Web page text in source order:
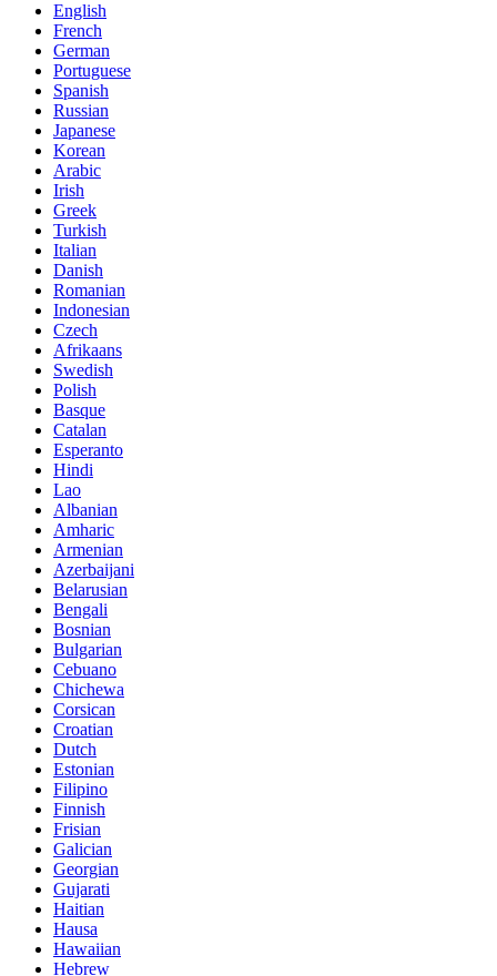
English
French
German
Portuguese
Spanish
Russian
Japanese
Korean
Arabic
Irish
Greek
Turkish
Italian
Danish
Romanian
Indonesian
Czech
Afrikaans
Swedish
Polish
Basque
Catalan
Esperanto
Hindi
Lao
Albanian
Amharic
Armenian
Azerbaijani
Belarusian
Bengali
Bosnian
Bulgarian
Cebuano
Chichewa
Corsican
Croatian
Dutch
Estonian
Filipino
Finnish
Frisian
Galician
Georgian
Gujarati
Haitian
Hausa
Hawaiian
Hebrew